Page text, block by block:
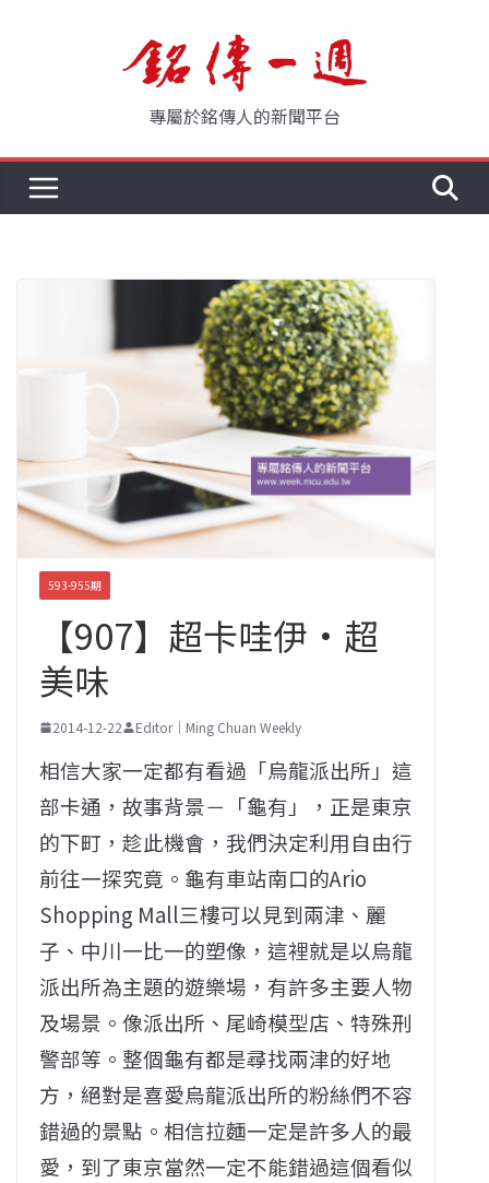
專屬於銘傳人的新聞平台
593-955期
【907】超卡哇伊·超
美味
2014-12-22 Editor｜Ming Chuan Weekly
相信大家一定都有看過「烏龍派出所」這
部卡通，故事背景－「龜有」，正是東京
的下町，趁此機會，我們決定利用自由行
前往一探究竟。龜有車站南口的Ario
Shopping Mall三樓可以見到兩津、麗
子、中川一比一的塑像，這裡就是以烏龍
派出所為主題的遊樂場，有許多主要人物
及場景。像派出所、尾崎模型店、特殊刑
警部等。整個龜有都是尋找兩津的好地
方，絕對是喜愛烏龍派出所的粉絲們不容
錯過的景點。相信拉麵一定是許多人的最
愛，到了東京當然一定不能錯過這個看似